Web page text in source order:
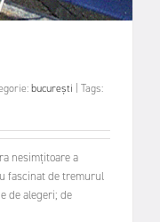
bucurești
Tags:
nesimțitoare a
fascinat de tremurul
de alegeri; de